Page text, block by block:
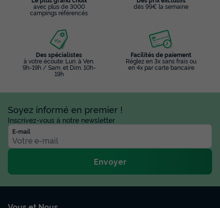
avec plus de 3000
campings référencés
dès 99€ la semaine
Des spécialistes
à votre écoute: Lun. à Ven.
9h-19h / Sam. et Dim. 10h-
19h
Facilités de paiement
Réglez en 3x sans frais ou
en 4x par carte bancaire
Soyez informé en premier !
Inscrivez-vous à notre newsletter
E-mail
Envoyer